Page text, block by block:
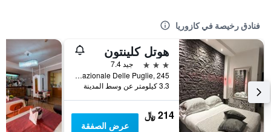
فنادق رخيصة في كازوريا
هوتل كلينتون
3 نجوم
جيد 7.4
Via Nazionale Delle Puglie, 245, كازوريا, مقاطعة نابولي, إيطاليا
3.3 كيلومتر عن وسط المدينة
214 ﷼
عرض الصفقة